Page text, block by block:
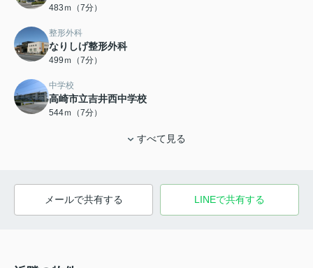
483ｍ（7分）
整形外科
なりしげ整形外科
499ｍ（7分）
中学校
高崎市立吉井西中学校
544ｍ（7分）
すべて見る
メールで共有する LINEで共有する